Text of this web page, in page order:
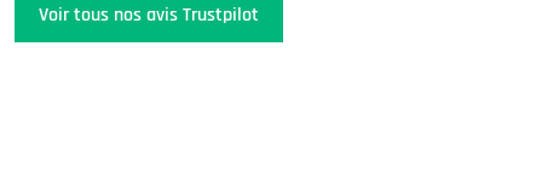
Voir tous nos avis Trustpilot